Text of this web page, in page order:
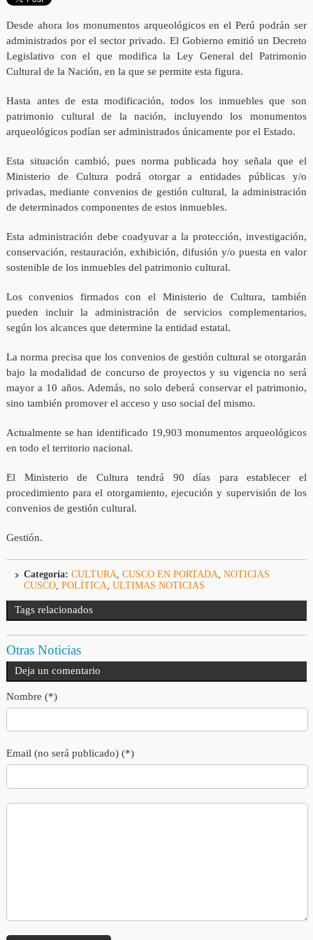
Desde ahora los monumentos arqueológicos en el Perú podrán ser
administrados por el sector privado. El Gobierno emitió un Decreto
Legislativo con el que modifica la Ley General del Patrimonio
Cultural de la Nación, en la que se permite esta figura.
Hasta antes de esta modificación, todos los inmuebles que son
patrimonio cultural de la nación, incluyendo los monumentos
arqueológicos podían ser administrados únicamente por el Estado.
Esta situación cambió, pues norma publicada hoy señala que el
Ministerio de Cultura podrá otorgar a entidades públicas y/o
privadas, mediante convenios de gestión cultural, la administración
de determinados componentes de estos inmuebles.
Esta administración debe coadyuvar a la protección, investigación,
conservación, restauración, exhibición, difusión y/o puesta en valor
sostenible de los inmuebles del patrimonio cultural.
Los convenios firmados con el Ministerio de Cultura, también
pueden incluir la administración de servicios complementarios,
según los alcances que determine la entidad estatal.
La norma precisa que los convenios de gestión cultural se otorgarán
bajo la modalidad de concurso de proyectos y su vigencia no será
mayor a 10 años. Además, no solo deberá conservar el patrimonio,
sino también promover el acceso y uso social del mismo.
Actualmente se han identificado 19,903 monumentos arqueológicos
en todo el territorio nacional.
El Ministerio de Cultura tendrá 90 días para establecer el
procedimiento para el otorgamiento, ejecución y supervisión de los
convenios de gestión cultural.
Gestión.
Categoría: CULTURA, CUSCO EN PORTADA, NOTICIAS
CUSCO, POLÍTICA, ULTIMAS NOTICIAS
Tags relacionados
Otras Noticias
Deja un comentario
Nombre (*)
Email (no será publicado) (*)